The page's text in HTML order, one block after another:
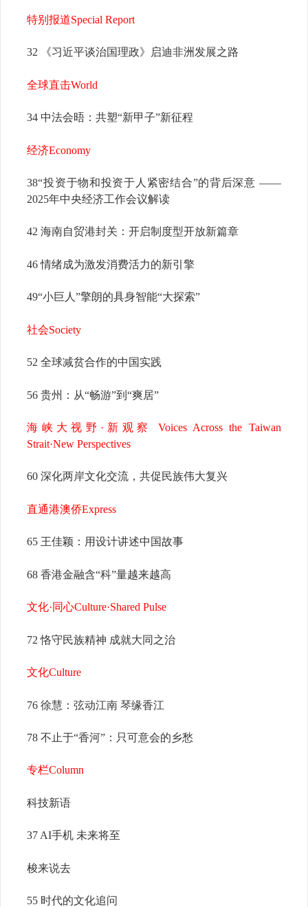
特别报道Special Report
32 《习近平谈治国理政》启迪非洲发展之路
全球直击World
34 中法会晤：共塑“新甲子”新征程
经济Economy
38“投资于物和投资于人紧密结合”的背后深意 ——
2025年中央经济工作会议解读
42 海南自贸港封关：开启制度型开放新篇章
46 情绪成为激发消费活力的新引擎
49“小巨人”擎朗的具身智能“大探索”
社会Society
52 全球减贫合作的中国实践
56 贵州：从“畅游”到“爽居”
海峡大视野·新观察 Voices Across the Taiwan
Strait·New Perspectives
60 深化两岸文化交流，共促民族伟大复兴
直通港澳侨Express
65 王佳颖：用设计讲述中国故事
68 香港金融含“科”量越来越高
文化·同心Culture·Shared Pulse
72 恪守民族精神 成就大同之治
文化Culture
76 徐慧：弦动江南 琴缘香江
78 不止于“香河”：只可意会的乡愁
专栏Column
科技新语
37 AI手机 未来将至
梭来说去
55 时代的文化追问